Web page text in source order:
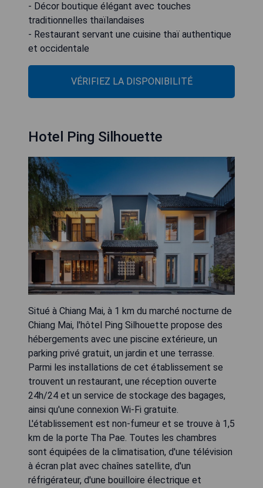
- Décor boutique élégant avec touches
traditionnelles thaïlandaises
- Restaurant servant une cuisine thaï authentique
et occidentale
VÉRIFIEZ LA DISPONIBILITÉ
Hotel Ping Silhouette
Situé à Chiang Mai, à 1 km du marché nocturne de
Chiang Mai, l'hôtel Ping Silhouette propose des
hébergements avec une piscine extérieure, un
parking privé gratuit, un jardin et une terrasse.
Parmi les installations de cet établissement se
trouvent un restaurant, une réception ouverte
24h/24 et un service de stockage des bagages,
ainsi qu'une connexion Wi-Fi gratuite.
L'établissement est non-fumeur et se trouve à 1,5
km de la porte Tha Pae. Toutes les chambres
sont équipées de la climatisation, d'une télévision
à écran plat avec chaînes satellite, d'un
réfrigérateur, d'une bouilloire électrique et